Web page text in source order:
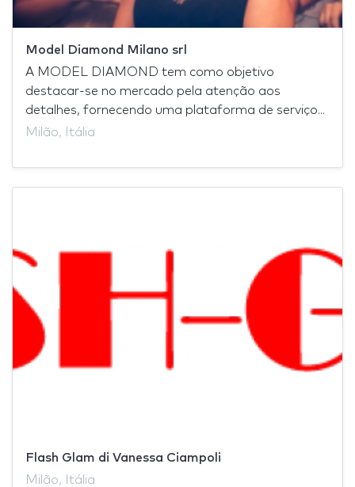
Model Diamond Milano srl
A MODEL DIAMOND tem como objetivo
destacar-se no mercado pela atenção aos
detalhes, fornecendo uma plataforma de serviço...
Milão, Itália
Flash Glam di Vanessa Ciampoli
Milão, Itália